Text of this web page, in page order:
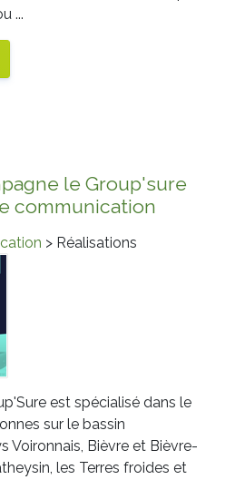
...
le Group'sure
communication
> Réalisations
est spécialisé dans le
sur le bassin
Voironnais, Bièvre et Bièvre-
les Terres froides et